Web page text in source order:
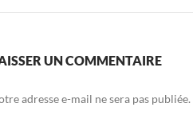
UN COMMENTAIRE
adresse e-mail ne sera pas publiée.